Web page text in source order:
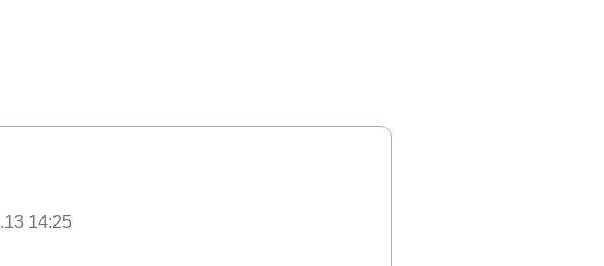
14:25